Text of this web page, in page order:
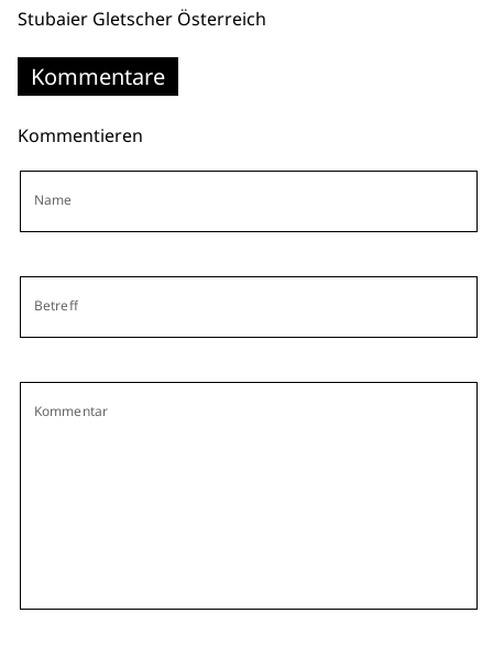
Stubaier Gletscher Österreich
Kommentare
Kommentieren
Name
Betreff
Kommentar